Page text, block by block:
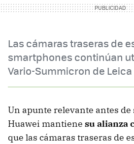
Las cámaras traseras de
smartphones continúan
Vario-Summicron de Leica
Un apunte relevante antes
Huawei mantiene su alianza
que las cámaras traseras de